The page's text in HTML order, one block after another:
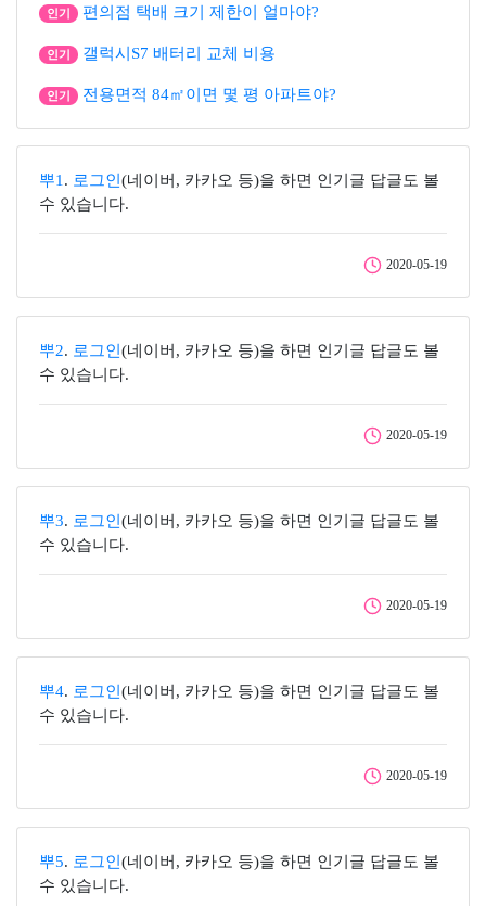
인기 편의점 택배 크기 제한이 얼마야?
인기 갤럭시S7 배터리 교체 비용
인기 전용면적 84㎡이면 몇 평 아파트야?
뿌1 . 로그인 (네이버, 카카오 등)을 하면 인기글 답글도 볼
수 있습니다.
2020-05-19
뿌2. 로그인 (네이버, 카카오 등)을 하면 인기글 답글도 볼
수 있습니다.
2020-05-19
뿌3. 로그인 (네이버, 카카오 등)을 하면 인기글 답글도 볼
수 있습니다.
2020-05-19
뿌4. 로그인 (네이버, 카카오 등)을 하면 인기글 답글도 볼
수 있습니다.
2020-05-19
뿌5. 로그인 (네이버, 카카오 등)을 하면 인기글 답글도 볼
수 있습니다.